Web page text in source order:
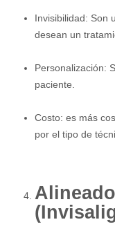
Invisibilidad: Son
desean un
Personalización:
paciente.
Costo: es más
por el tipo de